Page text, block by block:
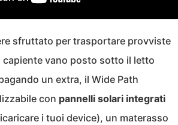
sfruttato per trasportare provviste
capiente vano posto sotto il letto
un extra, il Wide Path
con pannelli solari integrati
i tuoi device), un materasso